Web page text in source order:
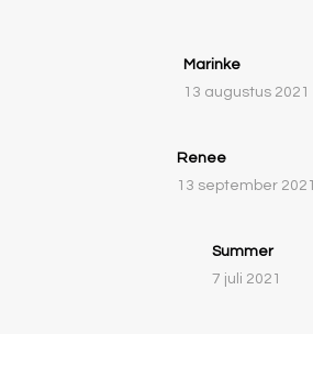
Marinke
13 augustus 2021
Renee
13 september 2021
Summer
7 juli 2021